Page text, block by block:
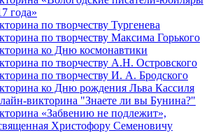
года»
по творчеству Тургенева
по творчеству Максима Горького
ко Дню космонавтики
по творчеству А.Н. Островского
по творчеству И. А. Бродского
ко Дню рождения Льва Кассиля
викторина "Знаете ли вы Бунина?"
«Забвению не подлежит»,
Христофору Семеновичу